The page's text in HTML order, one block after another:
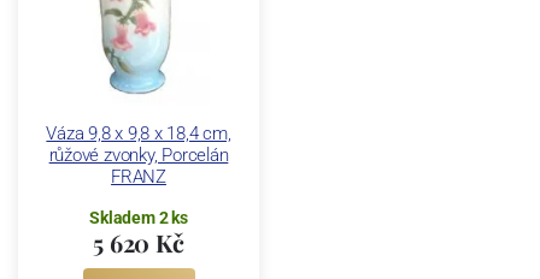
Váza 9,8 x 9,8 x 18,4 cm,
růžové zvonky, Porcelán
FRANZ
Skladem 2 ks
5 620 Kč